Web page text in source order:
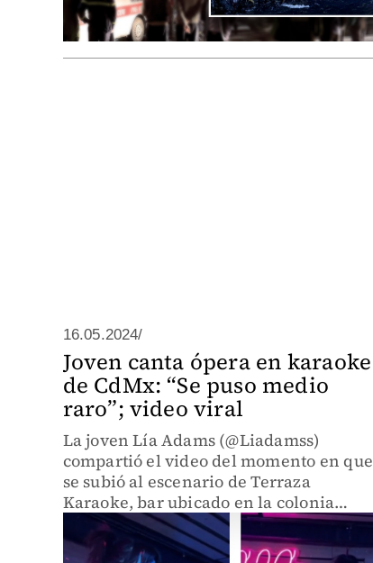
16.05.2024/
Joven canta ópera en karaoke
de CdMx: “Se puso medio
raro”; video viral
La joven Lía Adams (@Liadamss)
compartió el video del momento en que
se subió al escenario de Terraza
Karaoke, bar ubicado en la colonia
Roma.